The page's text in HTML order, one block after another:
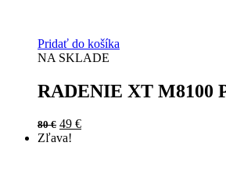
Pridať do košíka
NA SKLADE
RADENIE XT M8100
80€ Original
price
49 €Current
Zľava!